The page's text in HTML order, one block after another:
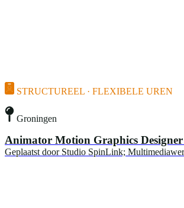
STRUCTUREEL · FLEXIBELE UREN
Groningen
Animator Motion Graphics
Geplaatst door Studio SpinLink;